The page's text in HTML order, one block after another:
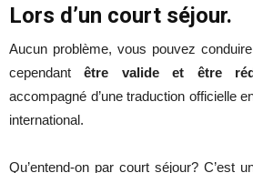
Lors d’un court séjour.
Aucun problème, vous pouvez
cependantêtre valide et être
accompagné d’une traduction officielle
international.
Qu’entend-on par court séjour? C’est